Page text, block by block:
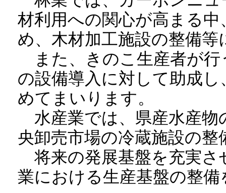
材利用への関心が高まる
め、木材加工施設の整備
また、きのこ生産者が行
の設備導入に対して助成
めてまいります。
水産業では、県産水産物
央卸売市場の冷蔵施設の
将来の発展基盤を充実さ
業における生産基盤の整